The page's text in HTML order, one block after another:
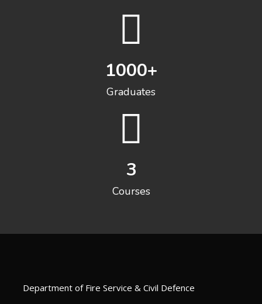
1000+
Graduates
3
Courses
Department of Fire Service & Civil Defence